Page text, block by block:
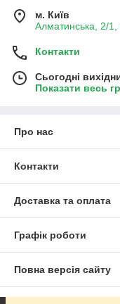
м. Київ
Алматинська, 2/1,
Контакти
Сьогодні
Показати весь
Про нас
Контакти
Доставка та оплата
Графік роботи
Повна версія сайту